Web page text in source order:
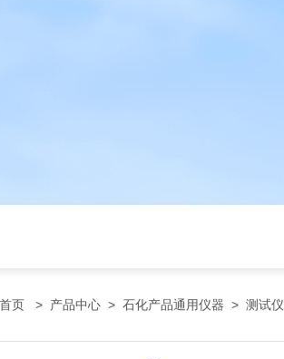
首页 > 产品中心 > 石化产品通用仪器 > 测试仪